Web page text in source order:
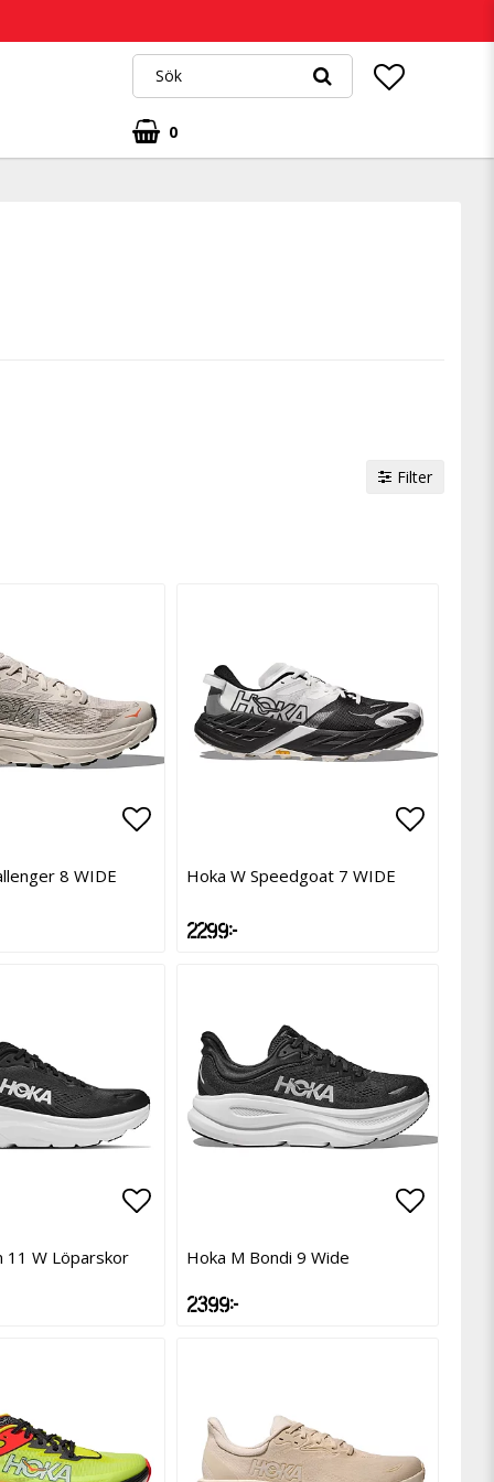
0
Filter
Lägg till i favoritlistan
Lägg till i favoritlistan
8 WIDE Hoka W Speedgoat 7 WIDE
2 299 kr
Lägg till i favoritlistan
Lägg till i favoritlistan
11 W Löparskor Hoka M Bondi 9 Wide
2 399 kr